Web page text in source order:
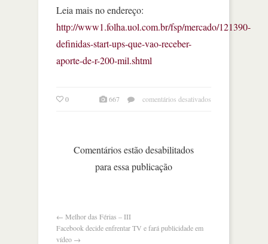
Leia mais no endereço:
http://www1.folha.uol.com.br/fsp/mercado/121390-
definidas-start-ups-que-vao-receber-
aporte-de-r-200-mil.shtml
0 667 comentários desativados
Comentários estão desabilitados
para essa publicação
← Melhor das Férias – III
Facebook decide enfrentar TV e fará publicidade em
vídeo →